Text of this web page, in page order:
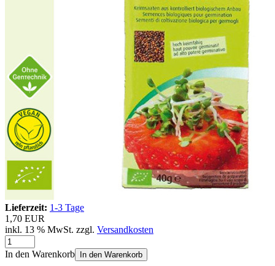
Lieferzeit: 1-3 Tage
1,70 EUR
inkl. 13 % MwSt. zzgl. Versandkosten
In den Warenkorb In den Warenkorb